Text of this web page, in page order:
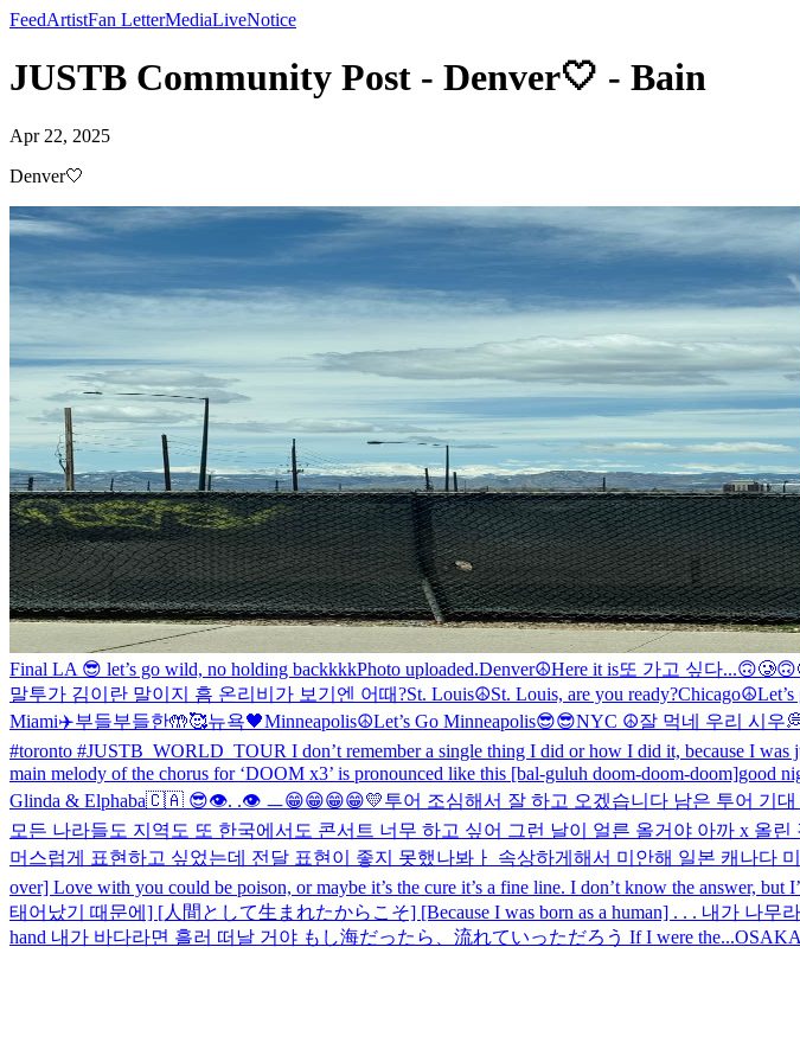
FeedArtistFan LetterMediaLiveNotice
JUSTB Community Post - Denver🤍 - Bain
Apr 22, 2025
Denver🤍
Final LA 😎 let’s go wild, no holding backkkkPhoto uploaded.Denver☮️Here it is또 가고 싶다
말투가 김이란 말이지 흠 온리비가 보기엔 어때?St. Louis☮️St. Louis, are you ready?Chicago☮️Let’s
Miami✈️부들부들한🤲🥰뉴욕🖤Minneapolis☮️Let’s Go Minneapolis😎😎NYC ☮️잘 먹네 우리 시우
#toronto #JUSTB_WORLD_TOUR I don’t remember a single thing I did or how I did it, because I
main melody of the chorus for ‘DOOM x3’ is pronounced like this [bal-guluh doom-doom-doom]good
Glinda & Elphaba🇨🇦 😎👁️. .👁️ ㅡ😁😁😁😁💛투어 조심해서 잘 하고 오겠습니다 남은 투어 기
모든 나라들도 지역도 또 한국에서도 콘서트 너무 하고 싶어 그런 날이 얼른 올거야 아까 x
머스럽게 표현하고 싶었는데 전달 표현이 좋지 못했나봐ㅏ 속상하게해서 미안해 일본 캐나다
over] Love with you could be poison, or maybe it’s the cure it’s a fine line. I don’t know the answer, but
태어났기 때문에] [人間として生まれたからこそ] [Because I was born as a human] . . . 내가 나
hand 내가 바다라면 흘러 떠날 거야 もし海だったら、流れていっただろう If I were the...